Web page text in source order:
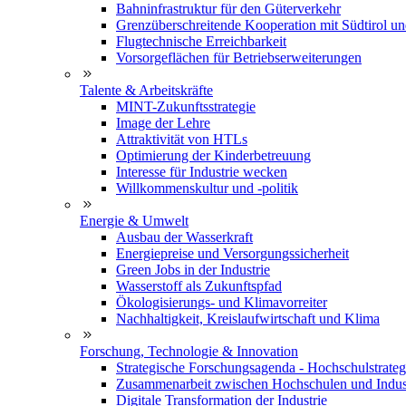
Bahninfrastruktur für den Güterverkehr
Grenzüberschreitende Kooperation mit Südtirol
Flugtechnische Erreichbarkeit
Vorsorgeflächen für Betriebserweiterungen
Talente & Arbeitskräfte
MINT-Zukunftsstrategie
Image der Lehre
Attraktivität von HTLs
Optimierung der Kinderbetreuung
Interesse für Industrie wecken
Willkommenskultur und -politik
Energie & Umwelt
Ausbau der Wasserkraft
Energiepreise und Versorgungssicherheit
Green Jobs in der Industrie
Wasserstoff als Zukunftspfad
Ökologisierungs- und Klimavorreiter
Nachhaltigkeit, Kreislaufwirtschaft und Klima
Forschung, Technologie & Innovation
Strategische Forschungsagenda -
Zusammenarbeit zwischen Hochschulen und
Digitale Transformation der Industrie